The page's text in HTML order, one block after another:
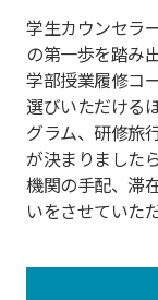
学生カウンセラ
の第一歩を踏み
学部授業履修コ
選びいただける
グラム、研修旅
が決まりました
機関の手配、滞
いをさせていた